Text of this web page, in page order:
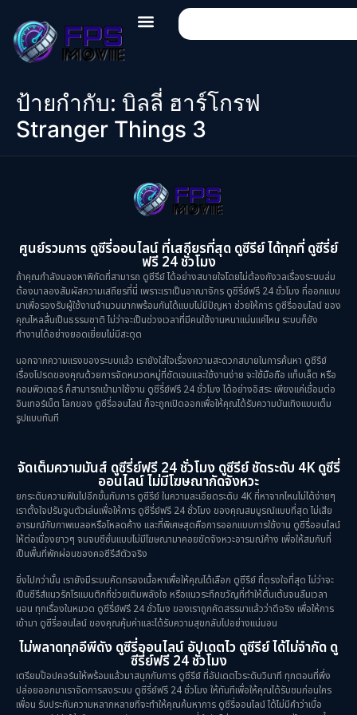
ป้ายกำกับ: บิลลี่ ฮาร์โกรฟ
Stranger Things 3
ศูนย์รวมการ ดูซีรี่ออนไลน์ ที่เสถียรที่สุด ดูซีรีย์ ได้ทุกที่ ดูซีรี่ย์
ฟรี 24 ชั่วโมง
ถ้าคุณกำลังมองหาพิกัดที่สามารถ ดูซีรีย์ ได้อย่างสบายใจโดยไม่ต้องกังวลเรื่องระบบล่ม
ต้องมาลองสัมผัสความเสถียรที่นี่ เพราะเราเป็นอาณาจักร ดูซีรี่ย์ฟรี 24 ชั่วโมง ที่ออกแบบ
มาเพื่อรองรับผู้ใช้งานจำนวนมากพร้อมกันได้แบบไม่มีปัญหา ช่วยให้การ ดูซีรี่ออนไลน์ ของ
คุณไหลลื่นเป็นธรรมชาติ ไม่ว่าจะเป็นช่วงเวลาที่มีคนใช้งานหนาแน่นแค่ไหน ระบบก็ยัง
ทำงานได้อย่างยอดเยี่ยมไม่มีสะดุด
นอกจากความแรงของระบบแล้ว เรายังใส่ใจเรื่องความสะดวกสบายในการค้นหา ดูซีรีย์
เรื่องโปรดของคุณด้วยการจัดหมวดหมู่ที่ชัดเจนและใช้งานง่าย จะใช้มือถือ แท็บเล็ต หรือ
คอมพิวเตอร์ ก็สามารถเข้ามาใช้งาน ดูซีรี่ย์ฟรี 24 ชั่วโมง ได้อย่างอิสระ เพียงแค่เชื่อมต่อ
อินเทอร์เน็ต โลกของ ดูซีรี่ออนไลน์ ก็จะถูกเปิดออกเพื่อให้คุณได้รับความบันเทิงแบบเต็ม
รูปแบบทันที
จัดเต็มความมันส์ ดูซีรี่ย์ฟรี 24 ชั่วโมง ดูซีรีย์ ชัดระดับ 4K ดูซีรี่
ออนไลน์ ไม่มีโฆษณากัดจังหวะ
ยกระดับความฟินไปอีกขั้นกับการ ดูซีรีย์ ในความละเอียดระดับ 4K ที่หาจากไหนไม่ได้ง่ายๆ
เราตั้งใจปรับจูนตัวเล่นเพื่อให้การ ดูซีรี่ย์ฟรี 24 ชั่วโมง ของคุณสมบูรณ์แบบที่สุด ไม่เสีย
อารมณ์กับภาพเบลอหรือโหลดค้าง และที่พิเศษสุดคือการออกแบบการใช้งาน ดูซีรี่ออนไลน์
ให้ต่อเนื่องยาวๆ จนจบซีซั่นแบบไม่มีโฆษณามาคอยขัดจังหวะอารมณ์ค้าง เพื่อให้สมกับที่
เป็นพื้นที่พักผ่อนของคอซีรีส์ตัวจริง
ยิ่งไปกว่านั้น เรายังมีระบบคัดกรองเนื้อหาเพื่อให้คุณได้เลือก ดูซีรีย์ ที่ตรงใจที่สุด ไม่ว่าจะ
เป็นซีรีส์แนวรักโรแมนติกที่ช่วยเติมพลังใจ หรือแนวระทึกขวัญที่ทำให้ตื่นเต้นจนลืมเวลา
นอน ทุกเรื่องในหมวด ดูซีรี่ย์ฟรี 24 ชั่วโมง ของเราถูกคัดสรรมาแล้วว่าดีจริง เพื่อให้การ
เข้ามา ดูซีรี่ออนไลน์ ของคุณคุ้มค่าและได้รับความสุขกลับไปอย่างแน่นอน
ไม่พลาดทุกอีพีดัง ดูซีรี่ออนไลน์ อัปเดตไว ดูซีรีย์ ได้ไม่จำกัด ดู
ซีรี่ย์ฟรี 24 ชั่วโมง
เตรียมป๊อปคอร์นให้พร้อมแล้วมาสนุกกับการ ดูซีรีย์ ที่อัปเดตไวระดับวินาที ทุกตอนที่พึ่ง
ปล่อยออกมาเราจัดการลงระบบ ดูซีรี่ย์ฟรี 24 ชั่วโมง ให้ทันทีเพื่อให้คุณได้รับชมก่อนใคร
เพื่อน รับประกันความหลากหลายที่จะทำให้คุณค้นหาการ ดูซีรี่ออนไลน์ ได้ไม่มีคำว่าเบื่อ